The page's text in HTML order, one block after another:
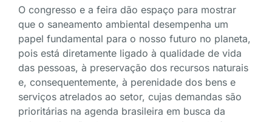
O congresso e a feira dão espaço para mostrar
que o saneamento ambiental desempenha um
papel fundamental para o nosso futuro no planeta,
pois está diretamente ligado à qualidade de vida
das pessoas, à preservação dos recursos naturais
e, consequentemente, à perenidade dos bens e
serviços atrelados ao setor, cujas demandas são
prioritárias na agenda brasileira em busca da